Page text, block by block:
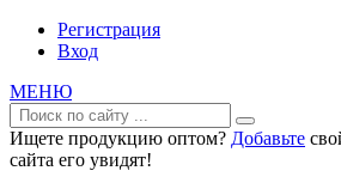
Регистрация
Вход
МЕНЮ
Ищете продукцию оптом? Добавьте
сайта его увидят!